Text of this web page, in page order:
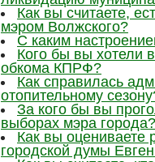
Как вы считаете,
мэром Волжского?
С каким
Кого бы вы хотели
обкома КПРФ?
Как справилась
отопительному
За кого бы вы
выборах мэра города?
Как вы оцениваете
городской думы